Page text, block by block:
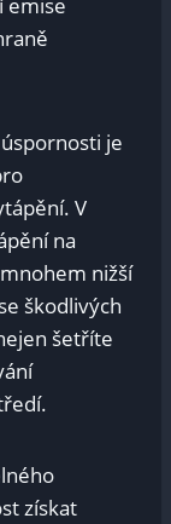
je
V
na
nižší
škodlivých
šetříte
získat